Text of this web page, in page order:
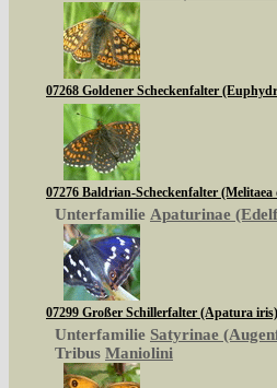
07268 Goldener Scheckenfalter
07276 Baldrian-Scheckenfalter
Unterfamilie Apaturinae
07299 Großer Schillerfalter (Apatura iris)
Unterfamilie Satyrinae
Tribus Maniolini